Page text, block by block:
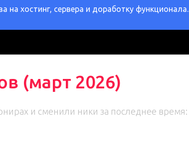
хостинг, сервера и доработку функционала.
(март 2026)
и сменили ники за последнее время: